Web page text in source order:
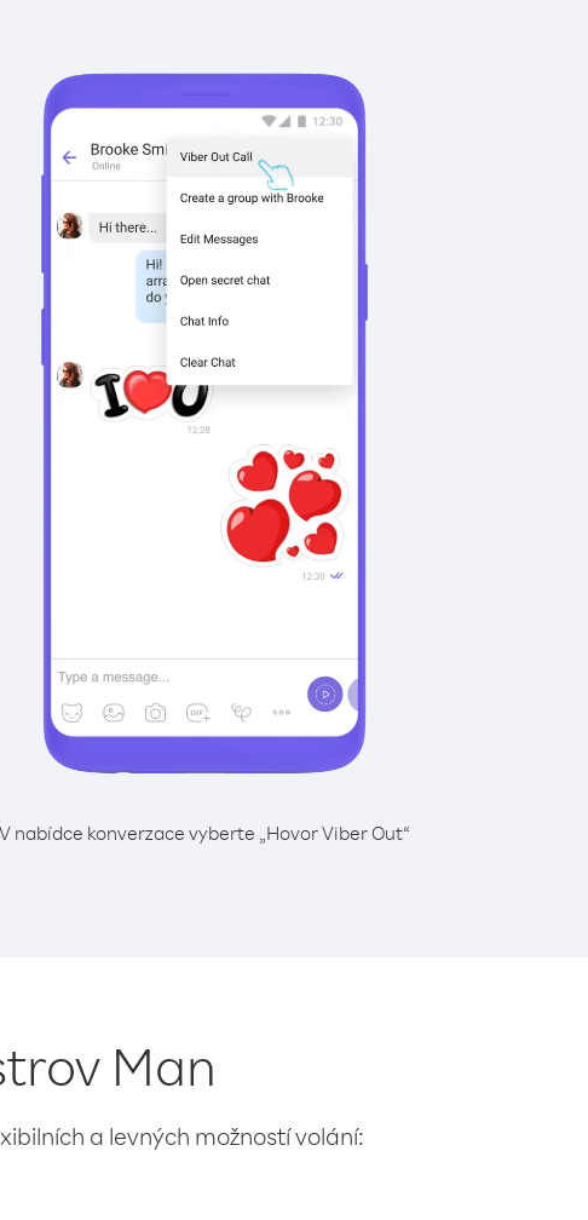
V nabídce konverzace vyberte „Hovor Viber Out“
Man
a levných možností volání: